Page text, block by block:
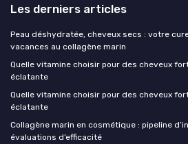
Les derniers articles
Peau déshydratée, cheveux secs : votre
vacances au collagène marin
Quelle vitamine choisir pour des cheveux
éclatante
Quelle vitamine choisir pour des cheveux
éclatante
Collagène marin en cosmétique : pipeline
évaluations d’efficacité